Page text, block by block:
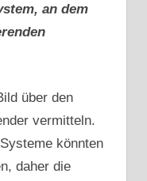
an dem
über den
vermitteln.
könnten
daher die